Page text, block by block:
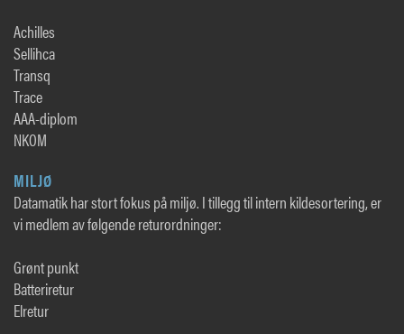
Achilles
Sellihca
Transq
Trace
AAA-diplom
NKOM
MILJØ
Datamatik har stort fokus på miljø. I tillegg til intern kildesortering, er
vi medlem av følgende returordninger:
Grønt punkt
Batteriretur
Elretur